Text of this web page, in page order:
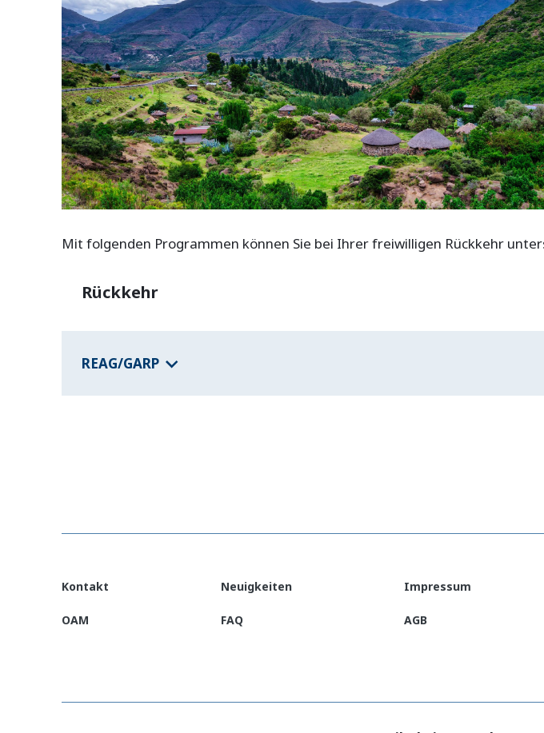
Mit folgenden Programmen können Sie bei Ihrer freiwilligen Rückkehr
Rückkehr
REAG/GARP
Kontakt
OAM
Neuigkeiten
FAQ
Impressum
AGB